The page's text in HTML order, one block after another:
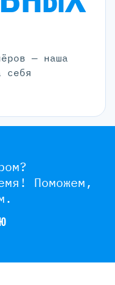
— наша
себя
Поможем,